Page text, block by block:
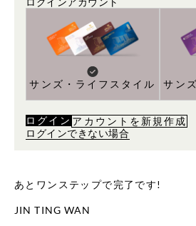
サンズ・ライフスタイル サン
ログイン アカウントを新規作成
ログインできない場合
あとワンステップで完了です!
JIN TING WAN